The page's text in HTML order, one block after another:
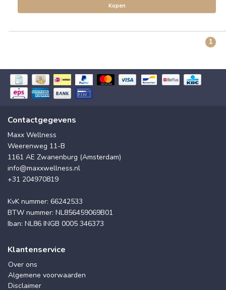
Kopen
1
Contactgegevens
Maxx Wellness
Weerenweg 11-B
1161 AE Zwanenburg (Amsterdam)
info@maxxwellness.nl
+31 204970819
KvK nummer: 66242533
BTW nummer: NL856459069B01
Iban: NL86 INGB 0005 346373
Klantenservice
Over ons
Algemene voorwaarden
Disclaimer